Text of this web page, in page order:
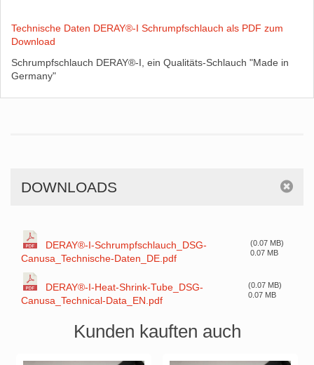
Technische Daten DERAY®-I Schrumpfschlauch als PDF zum
Download
Schrumpfschlauch DERAY®-I, ein Qualitäts-Schlauch "Made in
Germany"
DOWNLOADS
DERAY®-I-Schrumpfschlauch_DSG-
Canusa_Technische-Daten_DE.pdf
(0.07 MB)
0.07 MB
DERAY®-I-Heat-Shrink-Tube_DSG-
Canusa_Technical-Data_EN.pdf
(0.07 MB)
0.07 MB
Kunden kauften auch